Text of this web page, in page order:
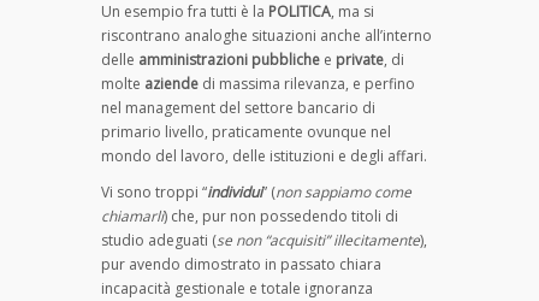
Un esempio fra tutti è la POLITICA, ma si
riscontrano analoghe situazioni anche all’interno
delle amministrazioni pubbliche e private, di
molte aziende di massima rilevanza, e perfino
nel management del settore bancario di
primario livello, praticamente ovunque nel
mondo del lavoro, delle istituzioni e degli affari.
Vi sono troppi “individui” (non sappiamo come
chiamarli) che, pur non possedendo titoli di
studio adeguati (se non “acquisiti” illecitamente),
pur avendo dimostrato in passato chiara
incapacità gestionale e totale ignoranza